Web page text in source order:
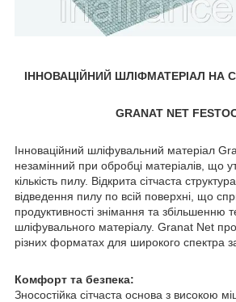
ІННОВАЦІЙНИЙ ШЛІФМАТЕРІАЛ НА
GRANAT NET
Інноваційний шліфувальний матеріал
незамінний при обробці матеріалів, що
кількість пилу. Відкрита сітчаста
відведення пилу по всій поверхні, що
продуктивності знімання та збільшенню
шліфувального матеріалу. Granat Net
різних форматах для широкого спектра
Комфорт та безпека:
Зносостійка сітчаста основа з високою